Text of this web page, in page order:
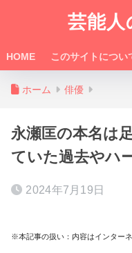
芸能人
HOME このサイトについ
ホーム 俳優
永瀬匡の本名は
ていた過去やハ
2024年7月19日
※本記事の扱い：内容はインター